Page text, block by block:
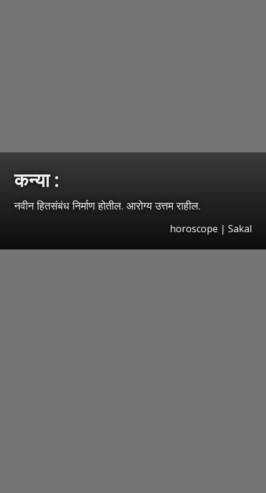
कन्या :
नवीन हितसंबंध निर्माण होतील. आरोग्य उत्तम राहील.
horoscope | Sakal